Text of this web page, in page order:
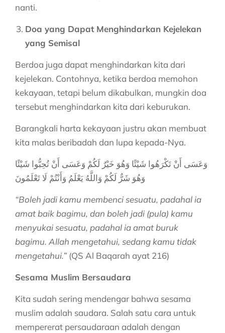
nanti.
Doa yang Dapat Menghindarkan Kejelekan
yang Semisal
Berdoa juga dapat menghindarkan kita dari
kejelekan. Contohnya, ketika berdoa memohon
kekayaan, tetapi belum dikabulkan, mungkin doa
tersebut menghindarkan kita dari keburukan.
Barangkali harta kekayaan justru akan membuat
kita malas beribadah dan lupa kepada-Nya.
وَعَسَى أَنْ تَكْرَهُوا شَيْئًا وَهُوَ خَيْرٌ لَكُمْ وَعَسَى أَنْ تُحِبُّوا شَيْئًا
وَهُوَ شَرٌّ لَكُمْ وَاللَّهُ يَعْلَمُ وَأَنْتُمْ لَا تَعْلَمُونَ
“Boleh jadi kamu membenci sesuatu, padahal ia
amat baik bagimu, dan boleh jadi (pula) kamu
menyukai sesuatu, padahal ia amat buruk
bagimu. Allah mengetahui, sedang kamu tidak
mengetahui.” (QS Al Baqarah ayat 216)
Sesama Muslim Bersaudara
Kita sudah sering mendengar bahwa sesama
muslim adalah saudara. Salah satu cara untuk
mempererat persaudaraan adalah dengan